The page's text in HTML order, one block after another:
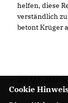
helfen, diese
verständlich
betont Krüger
Cookie